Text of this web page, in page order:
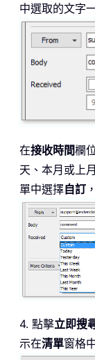
中選取的文字
在接收時間欄
天、本月或上
單中選擇自訂
4. 點擊立即搜
示在清單窗格